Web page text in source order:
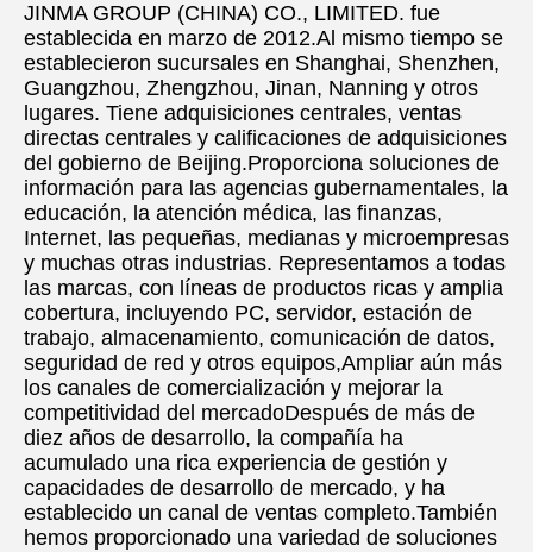
JINMA GROUP (CHINA) CO., LIMITED. fue
establecida en marzo de 2012.Al mismo tiempo se
establecieron sucursales en Shanghai, Shenzhen,
Guangzhou, Zhengzhou, Jinan, Nanning y otros
lugares. Tiene adquisiciones centrales, ventas
directas centrales y calificaciones de adquisiciones
del gobierno de Beijing.Proporciona soluciones de
información para las agencias gubernamentales, la
educación, la atención médica, las finanzas,
Internet, las pequeñas, medianas y microempresas
y muchas otras industrias. Representamos a todas
las marcas, con líneas de productos ricas y amplia
cobertura, incluyendo PC, servidor, estación de
trabajo, almacenamiento, comunicación de datos,
seguridad de red y otros equipos,Ampliar aún más
los canales de comercialización y mejorar la
competitividad del mercadoDespués de más de
diez años de desarrollo, la compañía ha
acumulado una rica experiencia de gestión y
capacidades de desarrollo de mercado, y ha
establecido un canal de ventas completo.También
hemos proporcionado una variedad de soluciones